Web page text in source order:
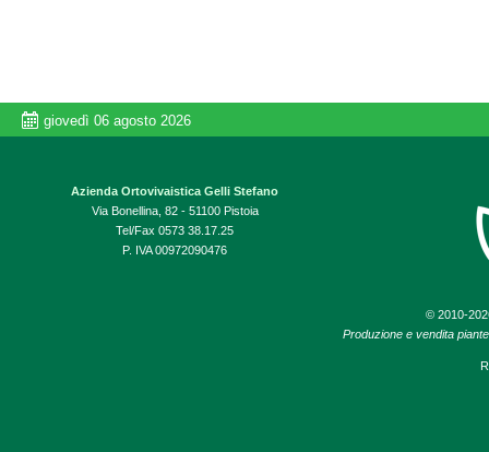
giovedì 06 agosto 2026
Azienda Ortovivaistica Gelli Stefano
Via Bonellina, 82 - 51100 Pistoia
Tel/Fax 0573 38.17.25
P. IVA 00972090476
© 2010-
Produzione e vendita